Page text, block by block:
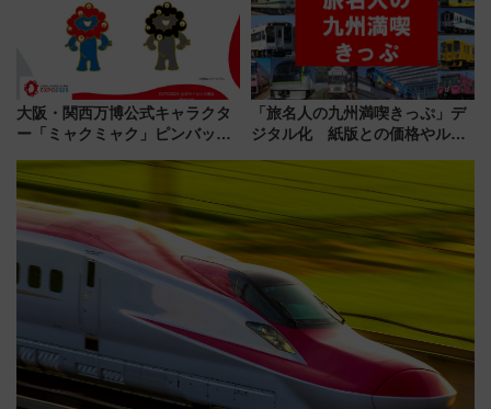
大阪・関西万博公式キャラクタ
ー「ミャクミャク」ピンバッジ
中旬発売
「旅名人の九州満喫きっぷ」デ
ジタル化 紙版との価格やルー